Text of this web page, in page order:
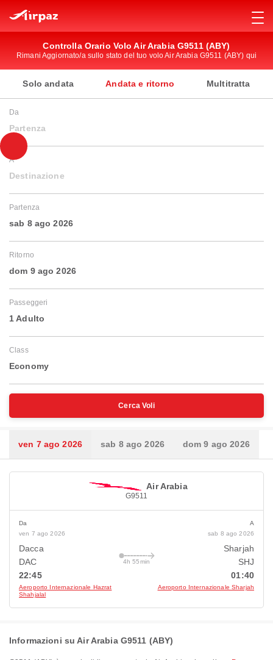
Controlla Orario Volo Air Arabia G9511 (ABY)
Rimani Aggiornato/a sullo stato del tuo volo Air Arabia G9511 (ABY) qui
Solo andata Andata e ritorno Multitratta
Da
Partenza
A
Destinazione
Partenza
sab 8 ago 2026
Ritorno
dom 9 ago 2026
Passeggeri
1 Adulto
Class
Economy
Cerca Voli
ven 7 ago 2026 sab 8 ago 2026 dom 9 ago 2026
Air Arabia
G9511
Da
ven 7 ago 2026
Dacca
DAC
22:45
Aeroporto Internazionale Hazrat
Shahjalal
4h 55min
A
sab 8 ago 2026
Sharjah
SHJ
01:40
Aeroporto Internazionale Sharjah
Informazioni su Air Arabia G9511 (ABY)